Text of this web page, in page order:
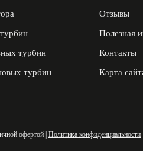
турбин
турбин
Отзывы
Полезная
Контакты
Карта
офертой | Политика конфиденциальности